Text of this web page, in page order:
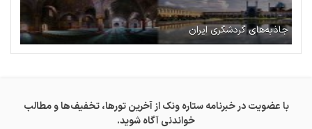
جاذبه‌های گردشگری ایران
با عضویت در خبرنامه ستاره ونک از آخرین تورها، تخفیف‌ها و مطالب
خواندنی آگاه شوید.